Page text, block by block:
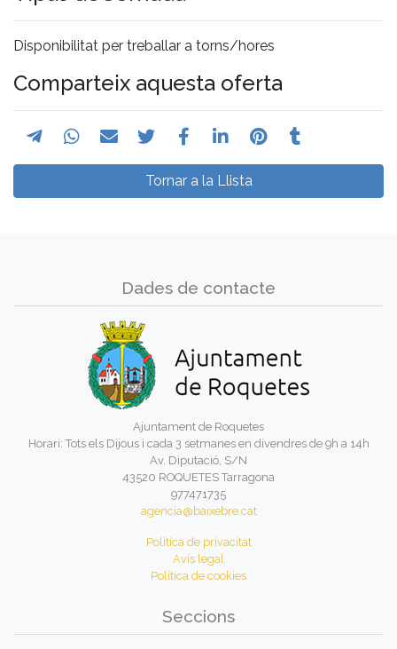
Disponibilitat per treballar a torns/hores
Comparteix aquesta oferta
Tornar a la Llista
Dades de contacte
Ajuntament de Roquetes
Horari: Tots els Dijous i cada 3 setmanes en divendres de 9h a 14h
Av. Diputació, S/N
43520 ROQUETES Tarragona
977471735
agencia@baixebre.cat
Política de privacitat
Avís legal
Política de cookies
Seccions